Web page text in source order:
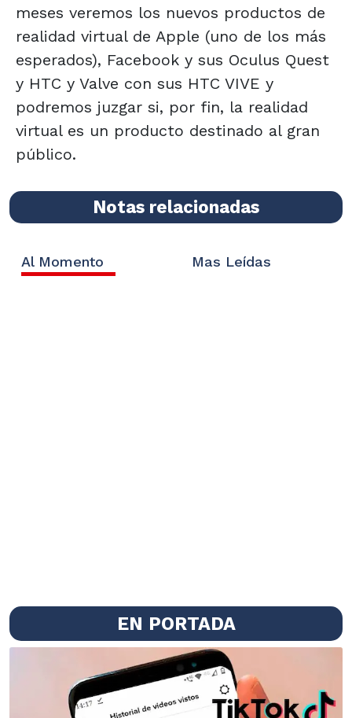
meses veremos los nuevos productos de
realidad virtual de Apple (uno de los más
esperados), Facebook y sus Oculus Quest
y HTC y Valve con sus HTC VIVE y
podremos juzgar si, por fin, la realidad
virtual es un producto destinado al gran
público.
Notas relacionadas
Al Momento Mas Leídas
EN PORTADA